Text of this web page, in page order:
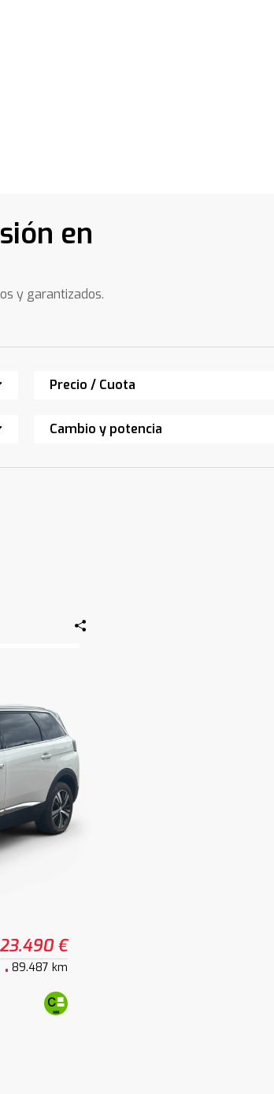
en
y garantizados.
Precio / Cuota
Cambio y potencia
23.490 €
89.487 km